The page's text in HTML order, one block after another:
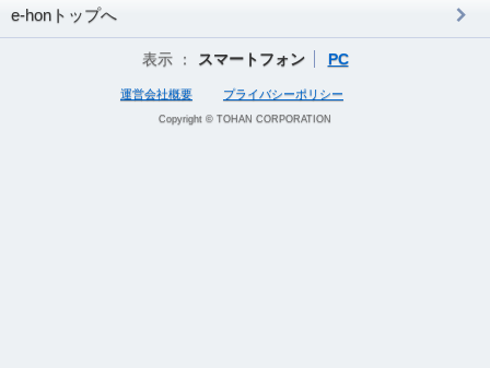
e-honトップへ
表示 ： スマートフォン PC
運営会社概要 プライバシーポリシー
Copyright © TOHAN CORPORATION